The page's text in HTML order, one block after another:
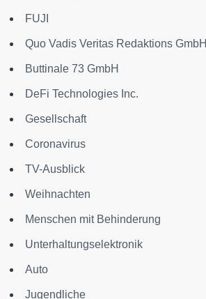
FUJI
Quo Vadis Veritas Redaktions GmbH
Buttinale 73 GmbH
DeFi Technologies Inc.
Gesellschaft
Coronavirus
TV-Ausblick
Weihnachten
Menschen mit Behinderung
Unterhaltungselektronik
Auto
Jugendliche